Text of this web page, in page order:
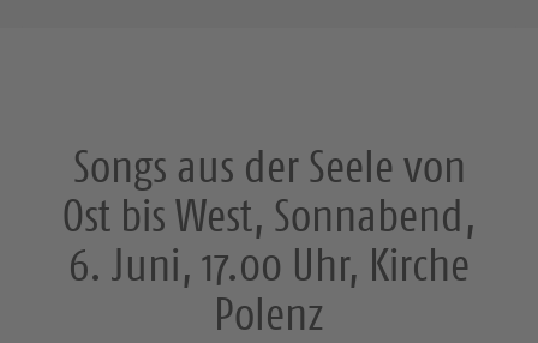
Songs aus der Seele von
Ost bis West, Sonnabend,
6. Juni, 17.00 Uhr, Kirche
Polenz